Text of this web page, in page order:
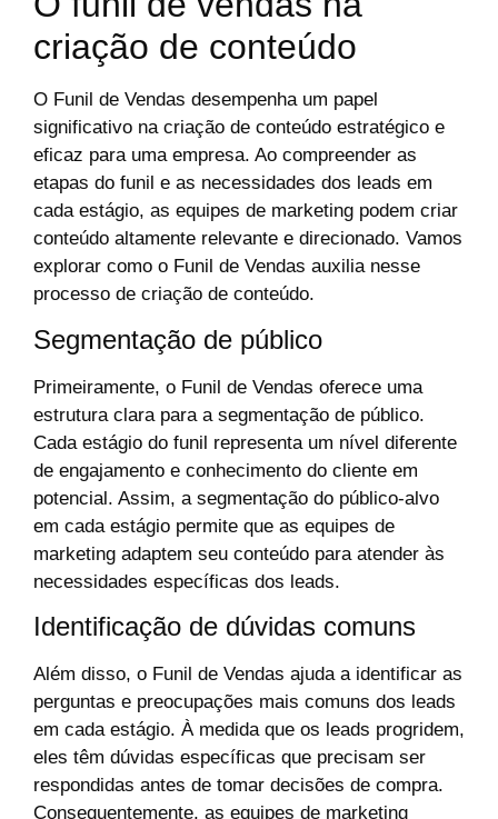
criação de conteúdo
O Funil de Vendas desempenha um papel
significativo na criação de conteúdo estratégico e
eficaz para uma empresa. Ao compreender as
etapas do funil e as necessidades dos leads em
cada estágio, as equipes de marketing podem criar
conteúdo altamente relevante e direcionado. Vamos
explorar como o Funil de Vendas auxilia nesse
processo de criação de conteúdo.
Segmentação de público
Primeiramente, o Funil de Vendas oferece uma
estrutura clara para a segmentação de público.
Cada estágio do funil representa um nível diferente
de engajamento e conhecimento do cliente em
potencial. Assim, a segmentação do público-alvo
em cada estágio permite que as equipes de
marketing adaptem seu conteúdo para atender às
necessidades específicas dos leads.
Identificação de dúvidas comuns
Além disso, o Funil de Vendas ajuda a identificar as
perguntas e preocupações mais comuns dos leads
em cada estágio. À medida que os leads progridem,
eles têm dúvidas específicas que precisam ser
respondidas antes de tomar decisões de compra.
Consequentemente, as equipes de marketing